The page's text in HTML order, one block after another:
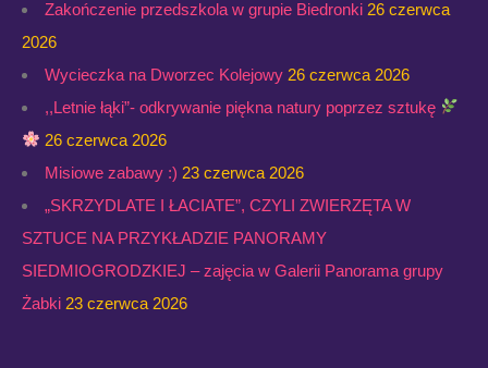
Zakończenie przedszkola w grupie Biedronki 26 czerwca
2026
Wycieczka na Dworzec Kolejowy 26 czerwca 2026
,,Letnie łąki”- odkrywanie piękna natury poprzez sztukę
26 czerwca 2026
Misiowe zabawy :) 23 czerwca 2026
„SKRZYDLATE I ŁACIATE”, CZYLI ZWIERZĘTA W
SZTUCE NA PRZYKŁADZIE PANORAMY
SIEDMIOGRODZKIEJ – zajęcia w Galerii Panorama grupy
Żabki 23 czerwca 2026